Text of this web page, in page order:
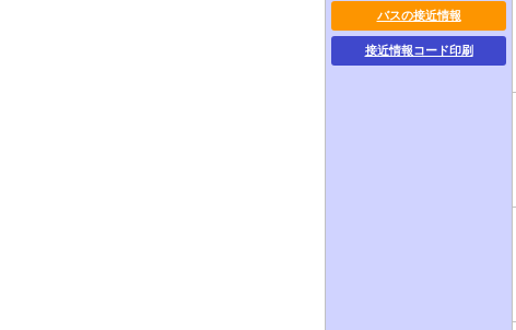
バスの接近情報
接近情報コード印刷